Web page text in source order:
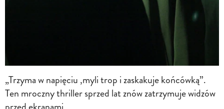
„Trzyma w napięciu ,myli trop i zaskakuje końcówką”.
Ten mroczny thriller sprzed lat znów zatrzymuje widzów